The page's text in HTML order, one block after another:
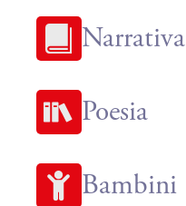
Narrativa
Poesia
Bambini